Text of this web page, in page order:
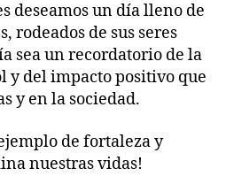
deseamos un día lleno de
rodeados de sus seres
sea un recordatorio de la
y del impacto positivo que
y en la sociedad.
de fortaleza y
nuestras vidas!